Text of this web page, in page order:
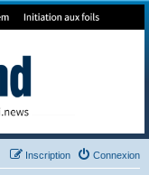
Connexion
Inscription